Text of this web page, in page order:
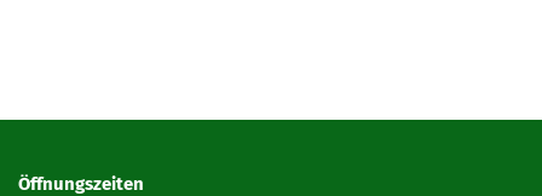
Öffnungszeiten